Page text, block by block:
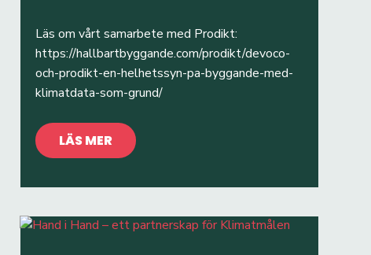
Läs om vårt samarbete med Prodikt:
https://hallbartbyggande.com/prodikt/devoco-
och-prodikt-en-helhetssyn-pa-byggande-med-
klimatdata-som-grund/
LÄS MER